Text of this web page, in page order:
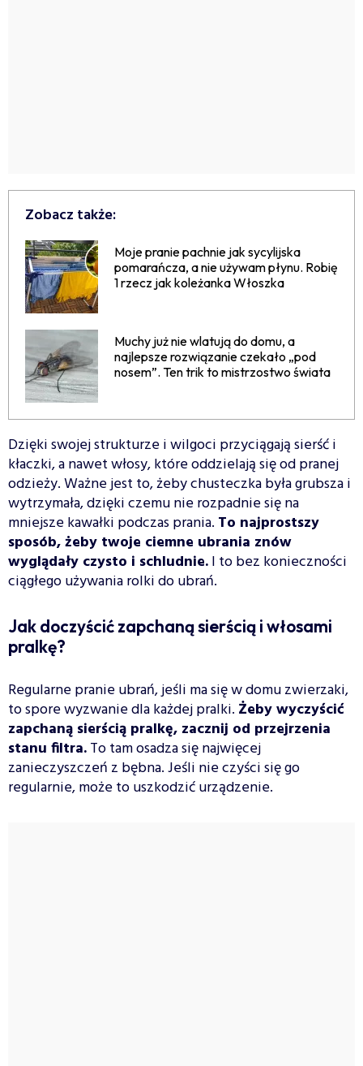
Zobacz także:
Moje pranie pachnie jak sycylijska
pomarańcza, a nie używam płynu. Robię
1 rzecz jak koleżanka Włoszka
Muchy już nie wlatują do domu, a
najlepsze rozwiązanie czekało „pod
nosem”. Ten trik to mistrzostwo świata
Dzięki swojej strukturze i wilgoci przyciągają sierść i
kłaczki, a nawet włosy, które oddzielają się od pranej
odzieży. Ważne jest to, żeby chusteczka była grubsza i
wytrzymała, dzięki czemu nie rozpadnie się na
mniejsze kawałki podczas prania. To najprostszy
sposób, żeby twoje ciemne ubrania znów
wyglądały czysto i schludnie.I to bez konieczności
ciągłego używania rolki do ubrań.
Jak doczyścić zapchaną sierścią i włosami
pralkę?
Regularne pranie ubrań, jeśli ma się w domu zwierzaki,
to spore wyzwanie dla każdej pralki. Żeby wyczyścić
zapchaną sierścią pralkę, zacznij od przejrzenia
stanu filtra.To tam osadza się najwięcej
zanieczyszczeń z bębna. Jeśli nie czyści się go
regularnie, może to uszkodzić urządzenie.